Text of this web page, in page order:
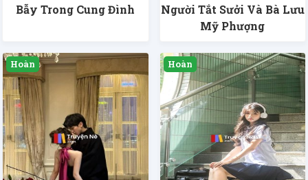
Bẫy Trong Cung Đình
Người Tắt Sưởi Và Bà Lưu
Mỹ Phượng